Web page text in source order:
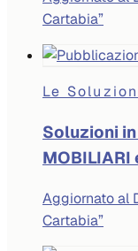
Cartabia”
Le
Soluzioni
MOBILIARI
Aggiornato al
Cartabia”